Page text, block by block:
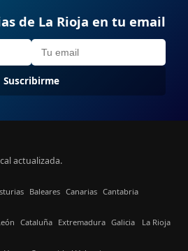
de La Rioja en tu email
Suscribirme
actualizada.
Baleares Canarias Cantabria
Cataluña Extremadura Galicia La Rioja